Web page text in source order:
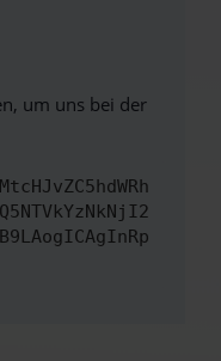
um uns bei der